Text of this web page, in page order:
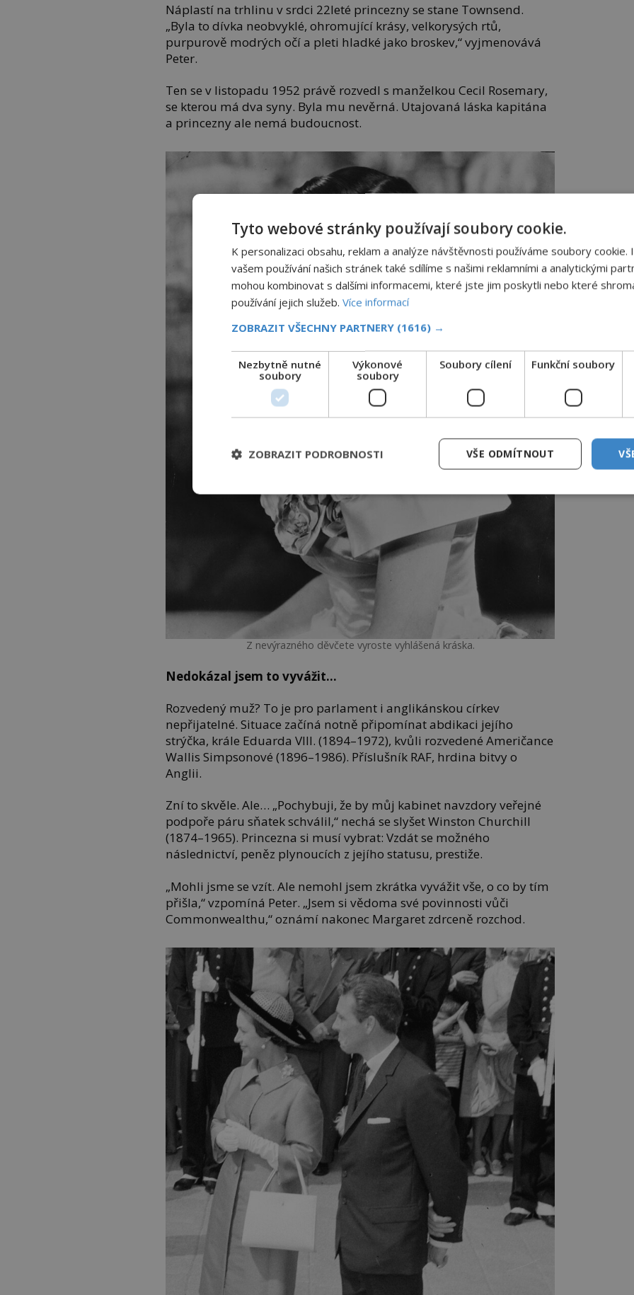
Náplastí na trhlinu v srdci 22leté princezny se stane Townsend.
„Byla to dívka neobvyklé, ohromující krásy, velkorysých rtů,
purpurově modrých očí a pleti hladké jako broskev,“ vyjmenovává
Peter.
Ten se v listopadu 1952 právě rozvedl s manželkou Cecil Rosemary,
se kterou má dva syny. Byla mu nevěrná. Utajovaná láska kapitána
a princezny ale nemá budoucnost.
Z nevýrazného děvčete vyroste vyhlášená kráska.
Nedokázal jsem to vyvážit…
Rozvedený muž? To je pro parlament i anglikánskou církev
nepřijatelné. Situace začíná notně připomínat abdikaci jejího
strýčka, krále Eduarda VIII. (1894–1972), kvůli rozvedené Američance
Wallis Simpsonové (1896–1986). Příslušník RAF, hrdina bitvy o
Anglii.
Zní to skvěle. Ale… „Pochybuji, že by můj kabinet navzdory veřejné
podpoře páru sňatek schválil,“ nechá se slyšet Winston Churchill
(1874–1965). Princezna si musí vybrat: Vzdát se možného
následnictví, peněz plynoucích z jejího statusu, prestiže.
„Mohli jsme se vzít. Ale nemohl jsem zkrátka vyvážit vše, o co by tím
přišla,“ vzpomíná Peter. „Jsem si vědoma své povinnosti vůči
Commonwealthu,“ oznámí nakonec Margaret zdrceně rozchod.
Tyto webové stránky používají soubory cookie.
K personalizaci obsahu, reklam a analýze návštěvnosti používáme soubory cookie.
vašem používání našich stránek také sdílíme s našimi reklamními a analytickými
mohou kombinovat s dalšími informacemi, které jste jim poskytli nebo které
používání jejich služeb. Více informací
ZOBRAZIT VŠECHNY PARTNERY (1616) →
Nezbytně nutné
soubory
Výkonové
soubory
Soubory cílení Funkční soubory
VŠE ODMÍTNOUT
ZOBRAZIT PODROBNOSTI